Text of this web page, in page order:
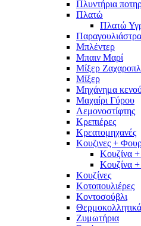
Πλυντήρια
Πλατώ
Πλατώ
Μπλέντερ
Μπαιν Μαρί
Μίξερ
Μίξερ
Μηχάνημα
Μαχαίρι Γύρου
Λεμονοστίφτης
Κρεπιέρες
Κρεατομηχανές
Κουζινες +
Κουζίνα
Κουζίνα
Κουζίνες
Κοτοπουλιέρες
Κοντοσούβλι
Θερμοκολλητικά
Ζυμωτήρια